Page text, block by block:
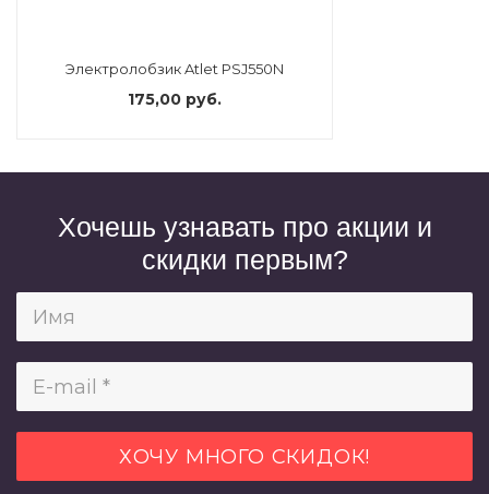
Электролобзик Atlet PSJ550N
175,00 руб.
Хочешь узнавать про акции и
скидки первым?